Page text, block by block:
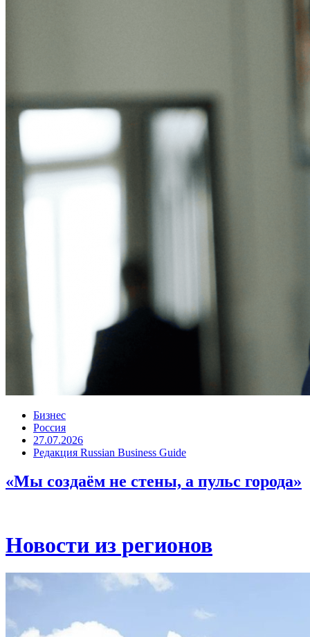
Бизнес
Россия
27.07.2026
Редакция Russian Business Guide
«Мы создаём не стены, а пульс города»
Новости из регионов